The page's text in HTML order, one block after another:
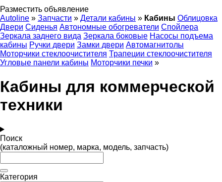
Разместить объявление
Autoline » Запчасти » Детали кабины » Кабины Облицовка
Двери Сиденья Автономные обогреватели Спойлера
Зеркала заднего вида Зеркала боковые Насосы подъема
кабины Ручки двери Замки двери Автомагнитолы
Моторчики стеклоочистителя Трапеции стеклоочистителя
Угловые панели кабины Моторчики печки »
Кабины для коммерческой
техники
Поиск
(каталожный номер, марка, модель, запчасть)
Категория